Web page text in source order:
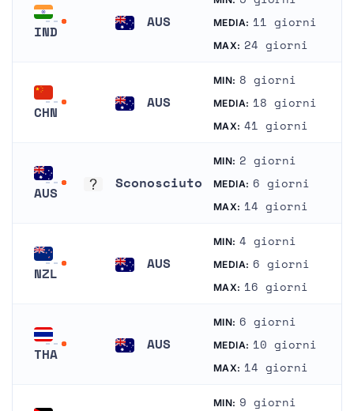
IND
AUS MEDIA: 11 giorni
MAX: 24 giorni
CHN
AUS
MIN: 8 giorni
MEDIA: 18 giorni
MAX: 41 giorni
AUS
Sconosciuto
MIN: 2 giorni
MEDIA: 6 giorni
MAX: 14 giorni
NZL
AUS
MIN: 4 giorni
MEDIA: 6 giorni
MAX: 16 giorni
THA
AUS
MIN: 6 giorni
MEDIA: 10 giorni
MAX: 14 giorni
MIN: 9 giorni